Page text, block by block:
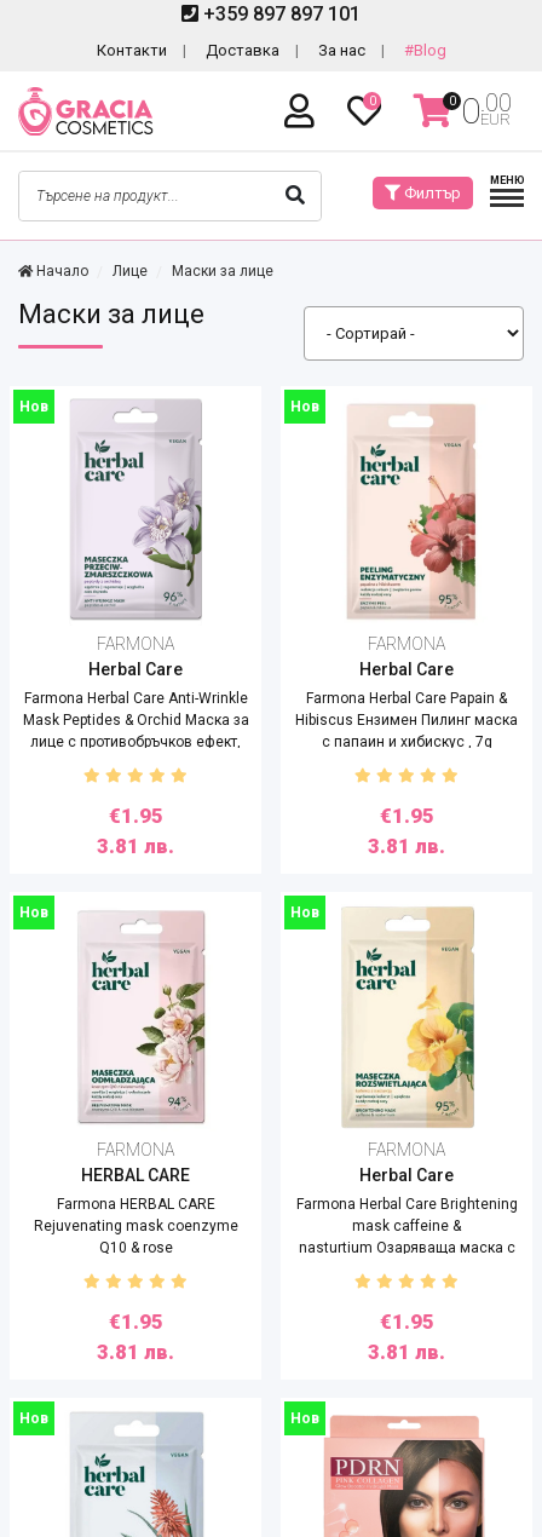
+359 897 897 101
Контакти Доставка За нас #Blog
0 0 0.00
EUR
Филтър
МЕНЮ
Начало Лице Маски за лице
Маски за лице
Нов
FARMONA
Herbal Care
Farmona Herbal Care Anti-Wrinkle
Mask Peptides & Orchid Маска за
лице с противобръчков ефект,
7g
€1.95
3.81 лв.
Нов
FARMONA
Herbal Care
Farmona Herbal Care Papain &
Hibiscus Ензимен Пилинг маска
с папаин и хибискус , 7g
€1.95
3.81 лв.
Нов
FARMONA
HERBAL CARE
Farmona HERBAL CARE
Rejuvenating mask coenzyme
Q10 & rose
flower Подмладяваща маска за
лице с коензим Q10 и розов
цвят,7g
€1.95
3.81 лв.
Нов
FARMONA
Herbal Care
Farmona Herbal Care Brightening
mask caffeine &
nasturtium Озаряваща маска с
кофеин и настурциум, 7g
€1.95
3.81 лв.
Нов Нов